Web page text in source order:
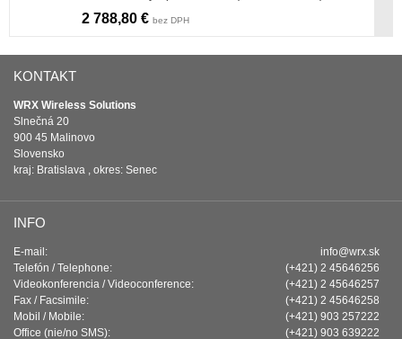
2 788,80 € bez DPH
KONTAKT
WRX Wireless Solutions
Slnečná 20
900 45 Malinovo
Slovensko
kraj: Bratislava , okres: Senec
INFO
E-mail:
info@wrx.sk
Telefón / Telephone:
(+421) 2 45646256
Videokonferencia / Videoconference:
(+421) 2 45646257
Fax / Facsimile:
(+421) 2 45646258
Mobil / Mobile:
(+421) 903 257222
Office (nie/no SMS):
(+421) 903 639222